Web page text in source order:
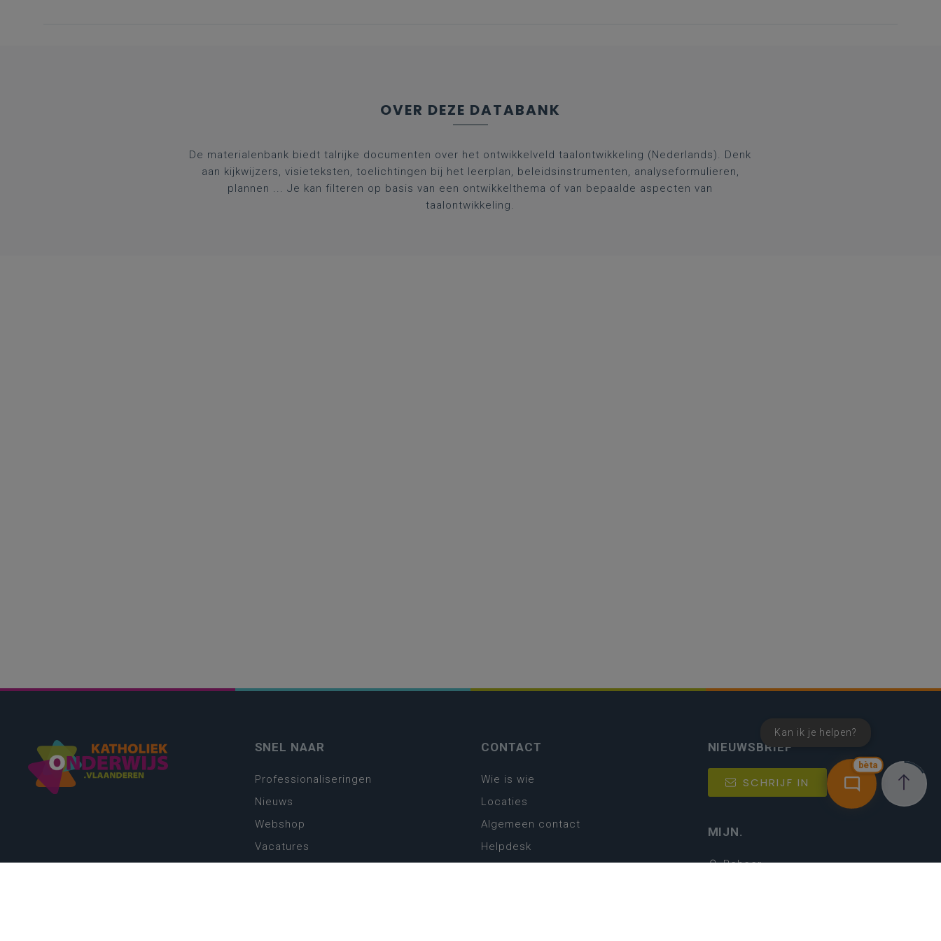
OVER DEZE DATABANK
De materialenbank biedt talrijke documenten over het ontwikkelveld taalontwikkeling (Nederlands). Denk
aan kijkwijzers, visieteksten, toelichtingen bij het leerplan, beleidsinstrumenten, analyseformulieren,
plannen ... Je kan filteren op basis van een ontwikkelthema of van bepaalde aspecten van
taalontwikkeling.
bèta
Kan ik je helpen?
SNEL NAAR
Professionaliseringen
Nieuws
Webshop
Vacatures
CONTACT
Wie is wie
Locaties
Algemeen contact
Helpdesk
NIEUWSBRIEF
SCHRIJF IN
MIJN.
Beheer